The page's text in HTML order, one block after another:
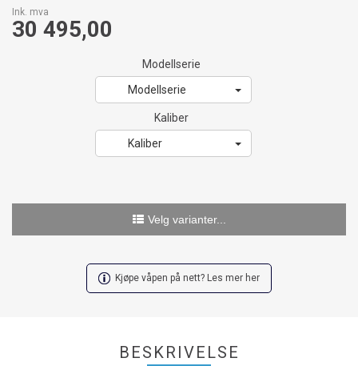
Ink. mva
30 495,00
Modellserie
Modellserie
Kaliber
Kaliber
Velg varianter...
Kjøpe våpen på nett? Les mer her
BESKRIVELSE